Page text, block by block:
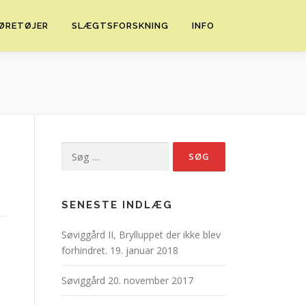
SLÆGTSFORSKNING INFO
efter:
SENESTE INDLÆG
Søviggård II, Brylluppet der ikke blev
forhindret. 19. januar 2018
Søviggård 20. november 2017